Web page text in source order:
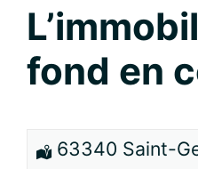
principale
latérale
principale
fond en
63340 Saint-